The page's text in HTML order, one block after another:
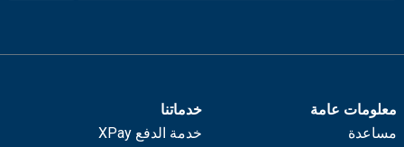
معلومات عامة
مساعدة
خدماتنا
خدمة الدفع XPay